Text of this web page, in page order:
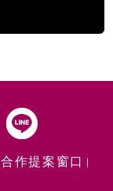
合作提案窗口